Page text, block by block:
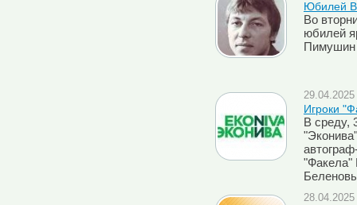
Юбилей
Во
юбилей
Пимушин
Игроки
В среду,
"Факела"